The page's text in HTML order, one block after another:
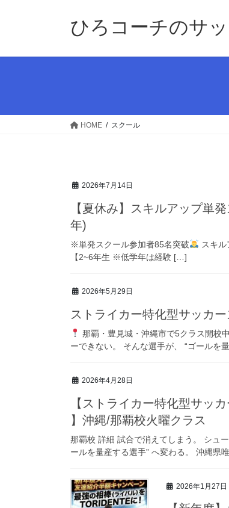
ひろコーチのサ
HOME スクール
2026年7月14日
【夏休み】スキルアップ単
年)
※単発スクール参加者85名突破
スキ
【2~6年生 ※低学年は経験 […]
2026年5月29日
ストライカー特化型サッカ
那覇・豊見城・沖縄市で5クラス開校
ーできない。 そんな選手が、 “ゴールを
2026年4月28日
【ストライカー特化型サッ
】沖縄/那覇校火曜クラス
那覇校 詳細 試合で消えてしまう。 シュ
ールを量産する選手” へ変わる。 沖縄県
2026年1月27日